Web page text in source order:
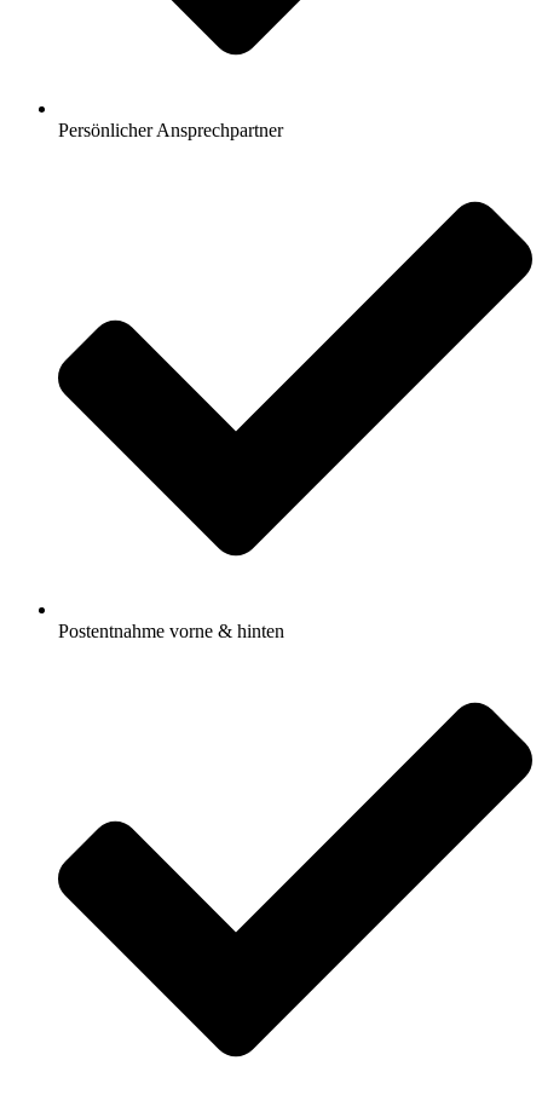
Persönlicher Ansprechpartner
Postentnahme vorne & hinten